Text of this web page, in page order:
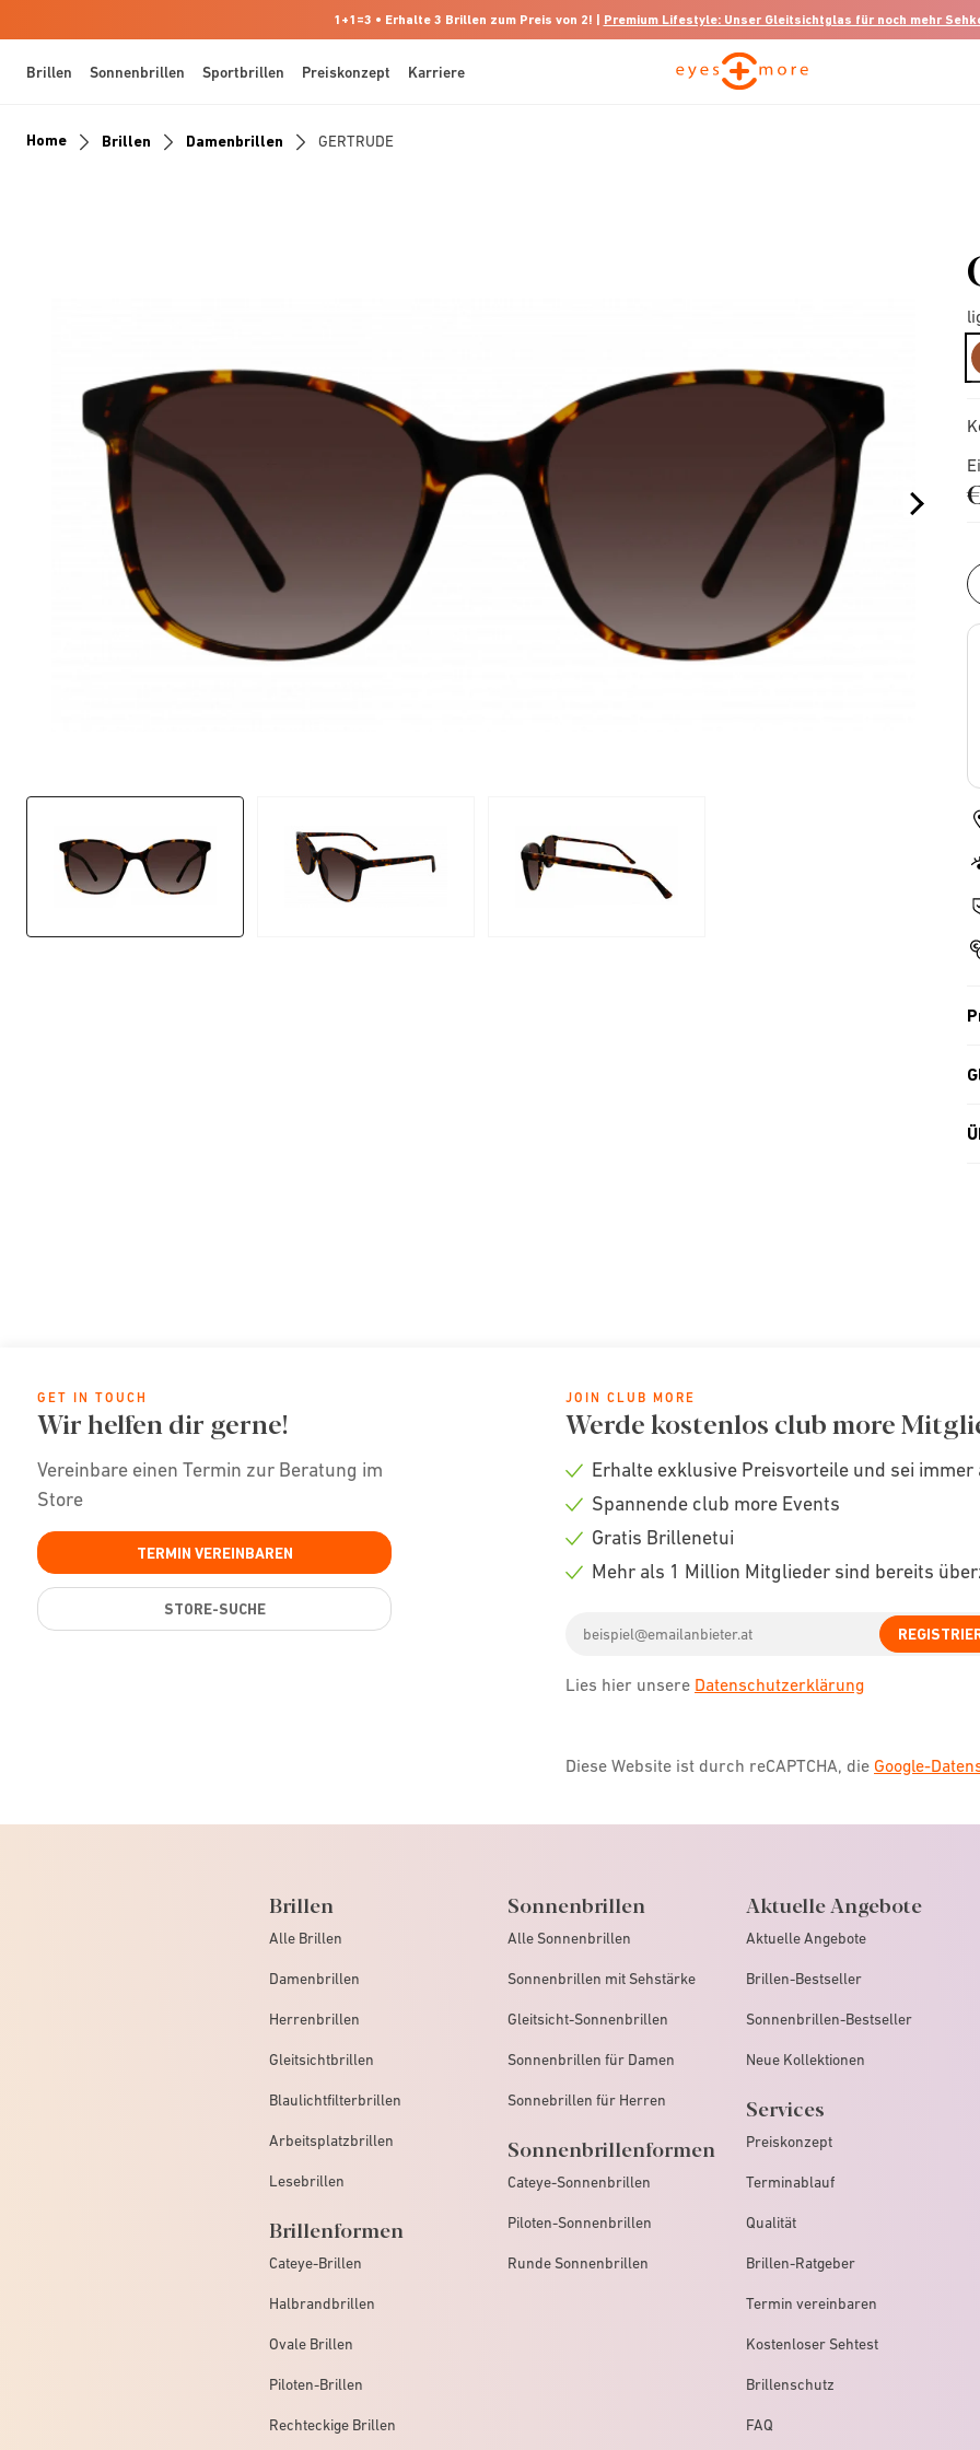
1+1=3 • Erhalte 3 Brillen zum Preis von 2! | Premium Lifestyle: Unser Gleitsichtglas für noch mehr
Brillen Sonnenbrillen Sportbrillen Preiskonzept Karriere
Home Brillen Damenbrillen GERTRUDE
GET IN TOUCH
Wir helfen dir gerne!
Vereinbare einen Termin zur Beratung im
Store
TERMIN VEREINBAREN
STORE-SUCHE
JOIN CLUB MORE
Werde kostenlos club more
Check
Erhalte exklusive Preisvorteile und sei
Check
Spannende club more Events
Check
Gratis Brillenetui
Mehr als 1 Million Mitglieder sind bereits
address
Lies hier unsere Datenschutzerklärung
Diese Website ist durch reCAPTCHA, die Google-
Brillen
Alle Brillen
Damenbrillen
Herrenbrillen
Gleitsichtbrillen
Blaulichtfilterbrillen
Arbeitsplatzbrillen
Lesebrillen
Brillenformen
Cateye-Brillen
Halbrandbrillen
Ovale Brillen
Piloten-Brillen
Rechteckige Brillen
Sonnenbrillen
Alle Sonnenbrillen
Sonnenbrillen mit Sehstärke
Gleitsicht-Sonnenbrillen
Sonnenbrillen für Damen
Sonnebrillen für Herren
Sonnenbrillenformen
Cateye-Sonnenbrillen
Piloten-Sonnenbrillen
Runde Sonnenbrillen
Aktuelle Angebote
Aktuelle Angebote
Brillen-Bestseller
Sonnenbrillen-Bestseller
Neue Kollektionen
Services
Preiskonzept
Terminablauf
Qualität
Brillen-Ratgeber
Termin vereinbaren
Kostenloser Sehtest
Brillenschutz
FAQ